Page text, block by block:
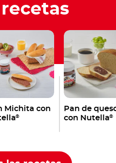
Michita con
®
Pan de
con Nutella®